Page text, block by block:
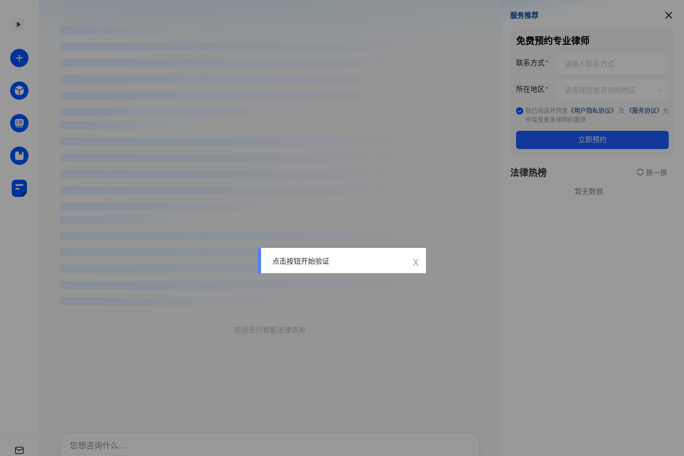
欢迎进行智能法律咨询
服务推荐
服务推荐
免费预约专业律师
联系方式
所在地区
我已阅读并同意 《用户隐私协议》 及 《服务协议》 允
许接受更多律师的服务
立即预约
法律热榜 换一换
暂无数据
点击按钮开始验证 x